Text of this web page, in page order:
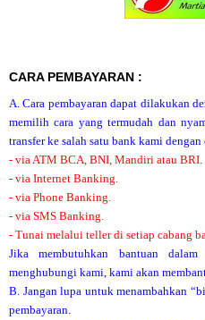
CARA PEMBAYARAN :
A. Cara pembayaran dapat dilakukan
memilih cara yang termudah dan
transfer ke salah satu bank kami dengan
- via ATM BCA, BNI, Mandiri atau BRI.
- via Internet Banking.
- via Phone Banking.
- via SMS Banking.
- Tunai melalui teller di setiap cabang
Jika membutuhkan bantuan
menghubungi kami, kami akan
B. Jangan lupa untuk menambahkan
pembayaran.